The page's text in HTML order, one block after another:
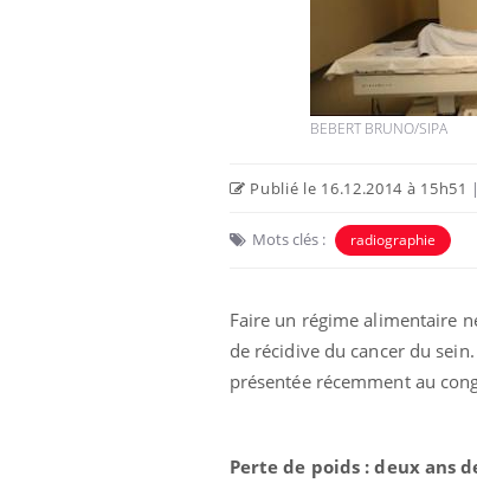
BEBERT BRUNO/SIPA
Publié le 16.12.2014 à 15h51 |
Mots clés : radiographie
Faire un régime alimentaire
de récidive du cancer du
présentée récemment au
Perte de poids : deux ans